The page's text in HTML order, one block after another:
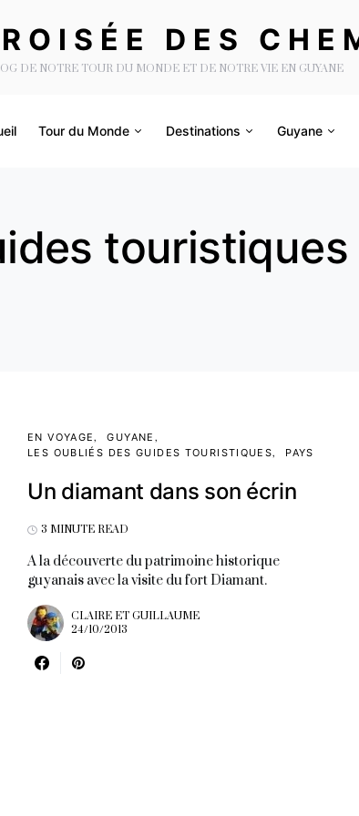
DES
DE NOTRE TOUR DU MONDE ET DE NOTRE VIE EN GUYANE
Tour du Monde Destinations Guyane
touristiques
EN VOYAGE
GUYANE
LES OUBLIÉS DES GUIDES TOURISTIQUES
PAYS
Un diamant dans son écrin
3 MINUTE READ
A la découverte du patrimoine historique
guyanais avec la visite du fort Diamant.
CLAIRE ET GUILLAUME
24/10/2013